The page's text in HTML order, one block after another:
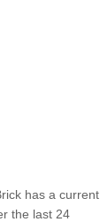
has a current
the last 24